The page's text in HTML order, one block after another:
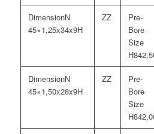
N
45×1,25x34x9H
N
45×1,50x28x9H